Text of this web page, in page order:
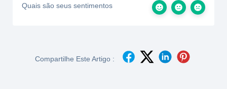
Quais são seus sentimentos
Compartilhe Este Artigo :